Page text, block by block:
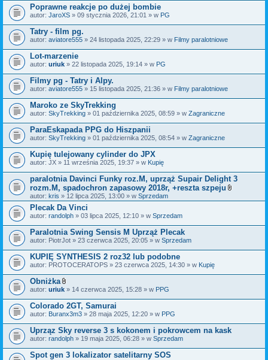
z
n
i
k
i
Poprawne reakcje po dużej bombie
autor: JaroXS » 09 stycznia 2026, 21:01 » w PG
Tatry - film pg.
autor: aviatore555 » 24 listopada 2025, 22:29 » w Filmy paralotniowe
Lot-marzenie
autor: uriuk » 22 listopada 2025, 19:14 » w PG
Filmy pg - Tatry i Alpy.
autor: aviatore555 » 15 listopada 2025, 21:36 » w Filmy paralotniowe
Maroko ze SkyTrekking
autor: SkyTrekking » 01 października 2025, 08:59 » w Zagraniczne
ParaEskapada PPG do Hiszpanii
autor: SkyTrekking » 01 października 2025, 08:54 » w Zagraniczne
Kupię tulejowany cylinder do JPX
autor: JX » 11 września 2025, 19:37 » w Kupię
paralotnia Davinci Funky roz.M, uprząż Supair Delight 3
rozm.M, spadochron zapasowy 2018r, +reszta szpeju
a
k
autor: kris » 12 lipca 2025, 13:00 » w Sprzedam
Plecak Da Vinci
autor: randolph » 03 lipca 2025, 12:10 » w Sprzedam
Paralotnia Swing Sensis M Uprząż Plecak
autor: PiotrJot » 23 czerwca 2025, 20:05 » w Sprzedam
KUPIĘ SYNTHESIS 2 roz32 lub podobne
autor: PROTOCERATOPS » 23 czerwca 2025, 14:30 » w Kupię
Obniżka
Z
ł
ą
c
z
n
i
i
autor: uriuk » 14 czerwca 2025, 15:28 » w PPG
Colorado 2GT, Samurai
autor: Buranx3m3 » 28 maja 2025, 12:20 » w PPG
Uprząz Sky reverse 3 s kokonem i pokrowcem na kask
autor: randolph » 19 maja 2025, 06:28 » w Sprzedam
Spot gen 3 lokalizator satelitarny SOS